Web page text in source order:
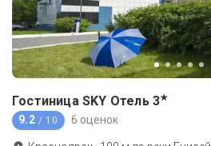
Гостиница SKY Отель 3★
9.2 / 10 6 оценок